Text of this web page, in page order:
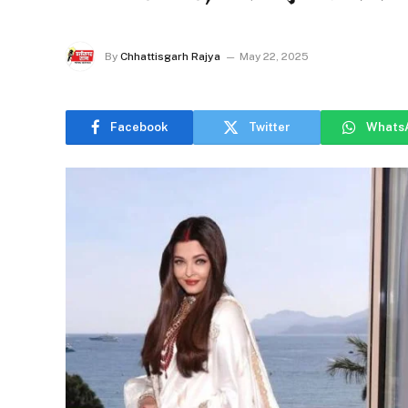
By Chhattisgarh Rajya May 22, 2025
Facebook Twitter